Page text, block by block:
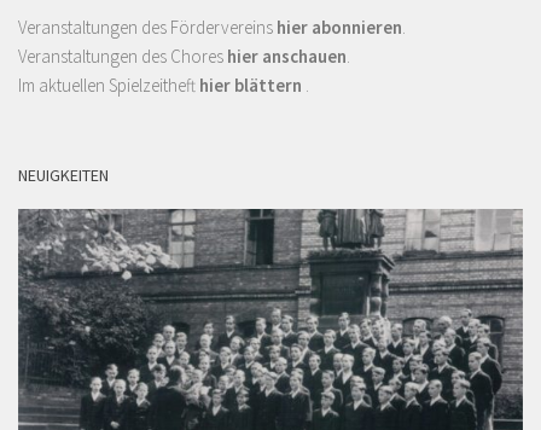
Veranstaltungen des Fördervereins hier abonnieren
Veranstaltungen des Chores hier anschauen
Im aktuellen Spielzeitheft hier blättern
NEUIGKEITEN